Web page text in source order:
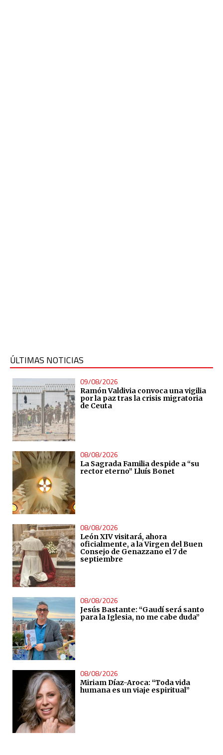
ÚLTIMAS NOTICIAS
09/08/2026
Ramón Valdivia convoca una vigilia
por la paz tras la crisis migratoria
de Ceuta
08/08/2026
La Sagrada Familia despide a “su
rector eterno” Lluís Bonet
08/08/2026
León XIV visitará, ahora
oficialmente, a la Virgen del Buen
Consejo de Genazzano el 7 de
septiembre
08/08/2026
Jesús Bastante: “Gaudí será santo
para la Iglesia, no me cabe duda”
08/08/2026
Miriam Díaz-Aroca: “Toda vida
humana es un viaje espiritual”